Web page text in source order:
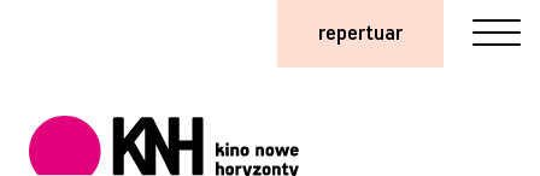
repertuar